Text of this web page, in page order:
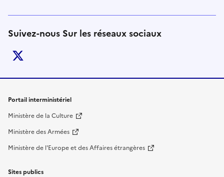
Suivez-nous Sur les réseaux sociaux
Liens de bas de page
Portail interministériel
Ministère de la Culture
Ministère des Armées
Ministère de l'Europe et des Affaires étrangères
Sites publics